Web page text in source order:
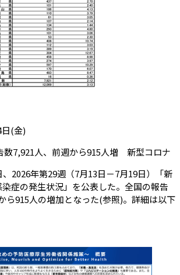
(金)
数7,921人、前週から915人増 新型コロナ
2026年第29週（7月13日－7月19日）「新
症の発生状況」を公表した。全国の報告
ら915人の増加となった(参照)。詳細は以下